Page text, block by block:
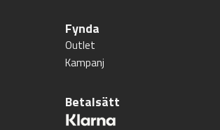
Fynda
Outlet
Kampanj
Betalsätt